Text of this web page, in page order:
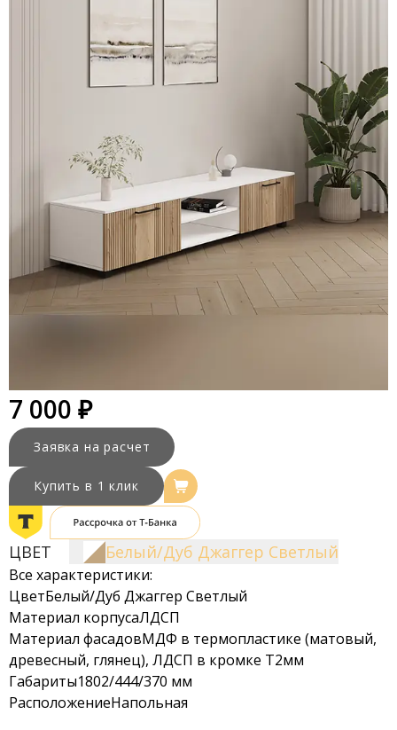
7 000 ₽
Заявка на расчет
Купить в 1 клик
ЦВЕТ Белый/Дуб Джаггер Светлый
Все характеристики:
ЦветБелый/Дуб Джаггер Светлый
Материал корпусаЛДСП
Материал фасадовМДФ в термопластике (матовый,
древесный, глянец), ЛДСП в кромке Т2мм
Габариты1802/444/370 мм
РасположениеНапольная